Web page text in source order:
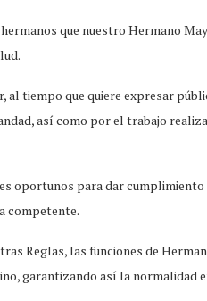
que nuestro Hermano
al tiempo que quiere expresar
así como por el trabajo
oportunos para dar
competente.
Reglas, las funciones de
garantizando así la normalidad